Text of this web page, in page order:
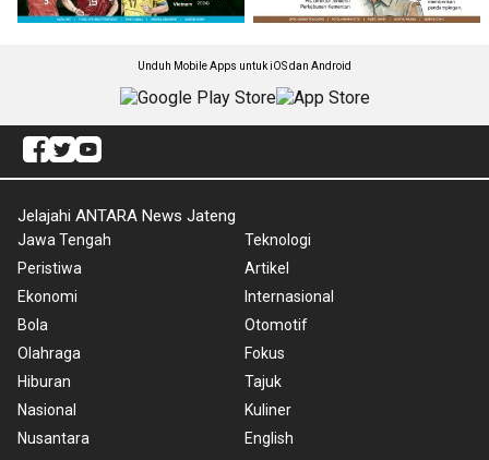
Unduh Mobile Apps untuk iOS dan Android
Jelajahi ANTARA News Jateng
Jawa Tengah
Peristiwa
Ekonomi
Bola
Olahraga
Hiburan
Nasional
Nusantara
Teknologi
Artikel
Internasional
Otomotif
Fokus
Tajuk
Kuliner
English